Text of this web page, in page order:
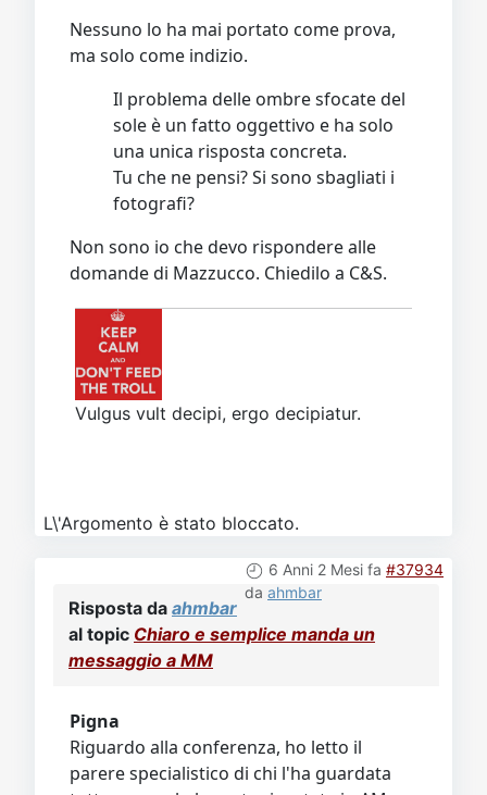
Nessuno lo ha mai portato come prova,
ma solo come indizio.
Il problema delle ombre sfocate del
sole è un fatto oggettivo e ha solo
una unica risposta concreta.
Tu che ne pensi? Si sono sbagliati i
fotografi?
Non sono io che devo rispondere alle
domande di Mazzucco. Chiedilo a C&S.
Vulgus vult decipi, ergo decipiatur.
L\'Argomento è stato bloccato.
6 Anni 2 Mesi fa #37934
da ahmbar
Risposta da ahmbar
al topic Chiaro e semplice manda un
messaggio a MM
Pigna
Riguardo alla conferenza, ho letto il
parere specialistico di chi l'ha guardata